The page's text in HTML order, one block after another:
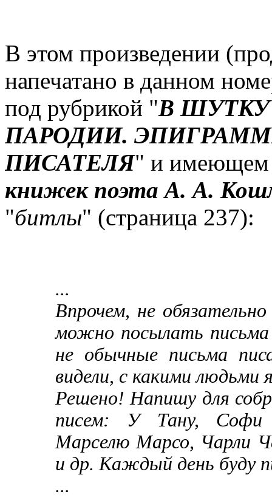
В этом произведении
напечатано в данном
под рубрикой "В ШУТКУ
ПАРОДИИ.
ПИСАТЕЛЯ" и имеющем
книжек поэта А. А.
"битлы" (страница 237):
...
Впрочем, не
можно посылать
не обычные письма
видели, с какими людьми
Решено! Напишу для
писем: У Тану, Софи
Марселю Марсо, Чарли
и др. Каждый день буду
...